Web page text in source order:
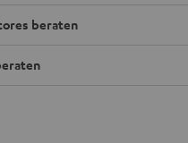
beraten